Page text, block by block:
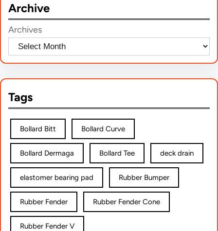
c
h
Archive
Archives
Tags
Bollard Bitt Bollard Curve
Bollard Dermaga Bollard Tee deck drain
elastomer bearing pad Rubber Bumper
Rubber Fender Rubber Fender Cone
Rubber Fender V